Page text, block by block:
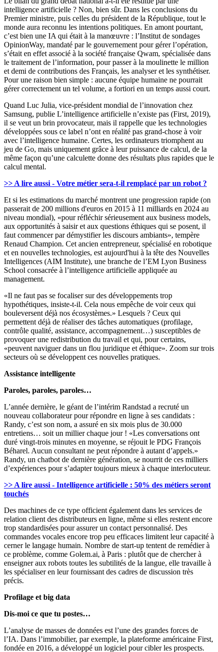
intelligence artificielle ? Non, bien sûr. Dans les conclusions du
Premier ministre, puis celles du président de la République, tout le
monde aura reconnu les intentions politiques. En amont pourtant,
c’est bien une IA qui était à la manœuvre : l’Institut de sondages
OpinionWay, mandaté par le gouvernement pour gérer l’opération,
s’était en effet associé à la société française Qwam, spécialisée dans
le traitement de l’information, pour passer à la moulinette le million
et demi de contributions des Français, les analyser et les synthétiser.
Pour une raison bien simple : aucune équipe humaine ne pourrait
gérer correctement un tel volume, a fortiori en un temps aussi court.
Quand Luc Julia, vice-président mondial de l’innovation chez
Samsung, publie L’intelligence artificielle n’existe pas (First, 2019),
il se veut un brin provocateur, mais il rappelle que les technologies
développées sous ce label n’ont en réalité pas grand-chose à voir
avec l’intelligence humaine. Certes, les ordinateurs triomphent au
jeu de Go, mais uniquement grâce à leur puissance de calcul, de la
même façon qu’une calculette donne des résultats plus rapides que le
calcul mental.
>> A lire aussi - Votre métier sera-t-il remplacé par un robot ?
Et si les estimations du marché montrent une progression rapide (on
passerait de 200 millions d'euros en 2015 à 11 milliards en 2024 au
niveau mondial), «pour réfléchir sérieusement aux business models,
aux opportunités à saisir et aux questions éthiques qui se posent, il
faut commencer par démystifier les discours ambiants», tempère
Renaud Champion. Cet ancien entrepreneur, spécialisé en robotique
et en nouvelles technologies, est aujourd'hui à la tête des Nouvelles
Intelligences (AIM Institute), une branche de l’EM Lyon Business
School consacrée à l’intelligence artificielle appliquée au
management.
«Il ne faut pas se focaliser sur des développements trop
hypothétiques, insiste-t-il. Cela nous empêche de voir ceux qui
bouleversent déjà nos écosystèmes.» Lesquels ? Ceux qui
permettent déjà de réaliser des tâches automatiques (profilage,
contrôle qualité, assistance, accompagnement…) susceptibles de
provoquer une redistribution du travail et qui, pour certains,
«peuvent naviguer dans un flou juridique et éthique». Zoom sur trois
secteurs où se développent ces nouvelles pratiques.
Assistance intelligente
Paroles, paroles, paroles…
L’année dernière, le géant de l’intérim Randstad a recruté un
nouveau collaborateur pour répondre en ligne à ses candidats :
Randy, c’est son nom, a assuré en six mois plus de 30.000
entretiens… soit un millier chaque jour ! «Les conversations ont
duré vingt-trois minutes en moyenne, se réjouit le PDG François
Béharel. Aucun consultant ne peut répondre à autant d’appels.»
Randy, un chatbot de dernière génération, se nourrit de ces milliers
d’expériences pour s’adapter toujours mieux à chaque interlocuteur.
>> A lire aussi - Intelligence artificielle : 50% des métiers seront
touchés
Des machines de ce type officient également dans les services de
relation client des distributeurs en ligne, même si elles restent encore
trop standardisées pour assurer un contact personnalisé. Des
commandes vocales encore trop peu efficaces limitent leur capacité à
cerner le langage humain. Nombre de start-up tentent de remédier à
ce problème, comme Golem.ai, à Paris : plutôt que de chercher à
enseigner aux robots toutes les subtilités de la langue, elle travaille à
les spécialiser en leur fournissant des cadres de discussion très
précis.
Profilage et big data
Dis-moi ce que tu postes…
L’analyse de masses de données est l’une des grandes forces de
l’IA. Dans l’immobilier, par exemple, la plateforme américaine First,
fondée en 2016, a développé un logiciel pour cibler les prospects.